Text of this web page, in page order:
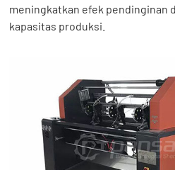
meningkatkan efek pendinginan
kapasitas produksi.